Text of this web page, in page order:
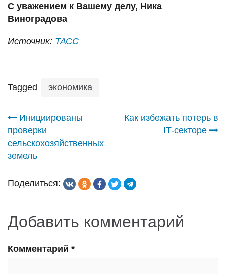
С уважением к Вашему делу, Ника
Виноградова
Источник: ТАСС
Tagged экономика
Навигация
по
Инициированы
проверки
сельскохозяйственных
земель
Как избежать потерь в
IT-секторе
Поделиться:
Добавить комментарий
Комментарий *